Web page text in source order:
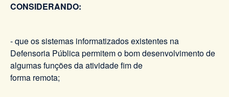
CONSIDERANDO:
- que os sistemas informatizados existentes na
Defensoria Pública permitem o bom desenvolvimento de
algumas funções da atividade fim de
forma remota;